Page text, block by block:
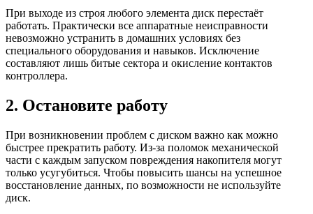
При выходе из строя любого элемента диск перестаёт
работать. Практически все аппаратные неисправности
невозможно устранить в домашних условиях без
специального оборудования и навыков. Исключение
составляют лишь битые сектора и окисление контактов
контроллера.
2. Остановите работу
При возникновении проблем с диском важно как можно
быстрее прекратить работу. Из-за поломок механической
части с каждым запуском повреждения накопителя могут
только усугубиться. Чтобы повысить шансы на успешное
восстановление данных, по возможности не используйте
диск.